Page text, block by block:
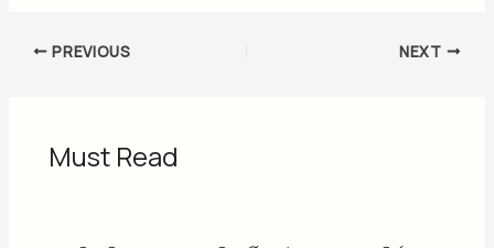
PREVIOUS NEXT
Must Read